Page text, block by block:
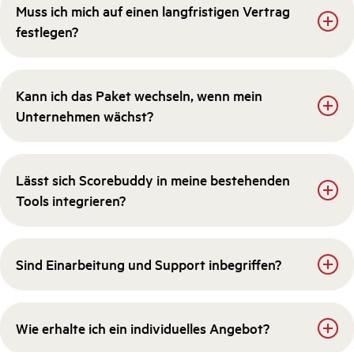
Muss ich mich auf einen langfristigen Vertrag
festlegen?
Kann ich das Paket wechseln, wenn mein
Unternehmen wächst?
Lässt sich Scorebuddy in meine bestehenden
Tools integrieren?
Sind Einarbeitung und Support inbegriffen?
Wie erhalte ich ein individuelles Angebot?